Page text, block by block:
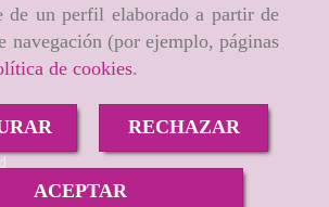
de un perfil elaborado a partir de
navegación (por ejemplo, páginas
de cookies.
RECHAZAR
ACEPTAR
online